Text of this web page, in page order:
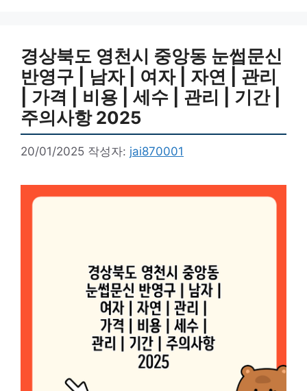
경상북도 영천시 중앙동 눈썹문신
반영구 | 남자 | 여자 | 자연 | 관리
| 가격 | 비용 | 세수 | 관리 | 기간 |
주의사항 2025
20/01/2025 작성자: jai870001